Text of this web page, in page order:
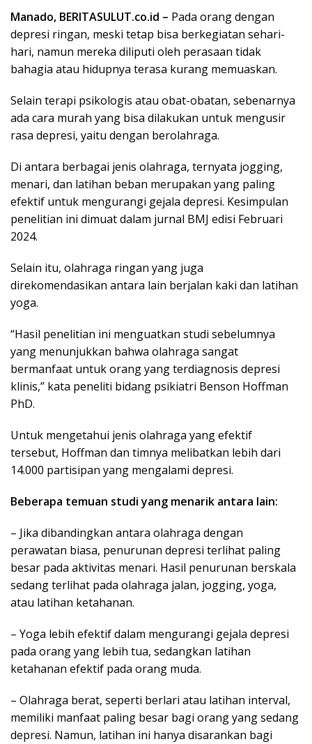
Manado, BERITASULUT.co.id – Pada orang dengan
depresi ringan, meski tetap bisa berkegiatan sehari-
hari, namun mereka diliputi oleh perasaan tidak
bahagia atau hidupnya terasa kurang memuaskan.
Selain terapi psikologis atau obat-obatan, sebenarnya
ada cara murah yang bisa dilakukan untuk mengusir
rasa depresi, yaitu dengan berolahraga.
Di antara berbagai jenis olahraga, ternyata jogging,
menari, dan latihan beban merupakan yang paling
efektif untuk mengurangi gejala depresi. Kesimpulan
penelitian ini dimuat dalam jurnal BMJ edisi Februari
2024.
Selain itu, olahraga ringan yang juga
direkomendasikan antara lain berjalan kaki dan latihan
yoga.
“Hasil penelitian ini menguatkan studi sebelumnya
yang menunjukkan bahwa olahraga sangat
bermanfaat untuk orang yang terdiagnosis depresi
klinis,” kata peneliti bidang psikiatri Benson Hoffman
PhD.
Untuk mengetahui jenis olahraga yang efektif
tersebut, Hoffman dan timnya melibatkan lebih dari
14.000 partisipan yang mengalami depresi.
Beberapa temuan studi yang menarik antara lain:
– Jika dibandingkan antara olahraga dengan
perawatan biasa, penurunan depresi terlihat paling
besar pada aktivitas menari. Hasil penurunan berskala
sedang terlihat pada olahraga jalan, jogging, yoga,
atau latihan ketahanan.
– Yoga lebih efektif dalam mengurangi gejala depresi
pada orang yang lebih tua, sedangkan latihan
ketahanan efektif pada orang muda.
– Olahraga berat, seperti berlari atau latihan interval,
memiliki manfaat paling besar bagi orang yang sedang
depresi. Namun, latihan ini hanya disarankan bagi